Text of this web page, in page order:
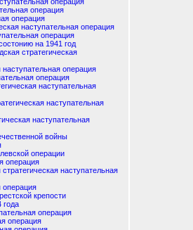
операция
операция
наступательная операция
операция
на 1941 год
стратегическая
операция
операция
наступательная
наступательная
наступательная
войны
операции
операция
наступательная
операция
крепости
года
операция
операция